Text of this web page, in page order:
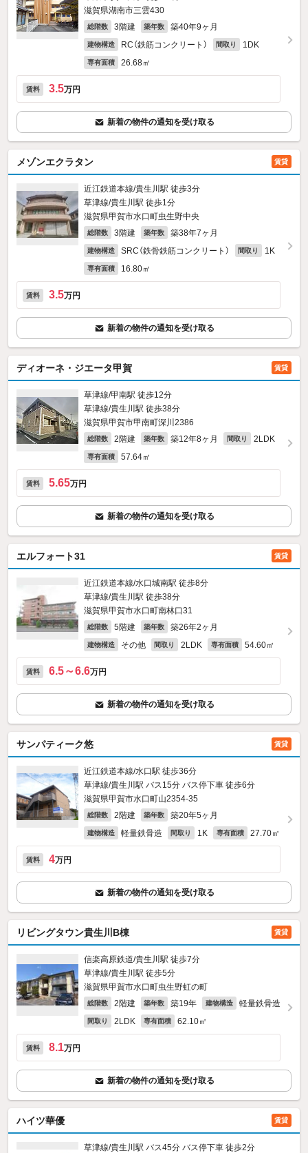
滋賀県湖南市三雲430
総階数 3階建 築年数 築40年9ヶ月
建物構造 RC（鉄筋コンクリート） 間取り 1DK
専有面積 26.68㎡
賃料 3.5万円
新着の物件の通知を受け取る
メゾンエクラタン 賃貸
近江鉄道本線/貴生川駅 徒歩3分
草津線/貴生川駅 徒歩1分
滋賀県甲賀市水口町虫生野中央
総階数 3階建 築年数 築38年7ヶ月
建物構造 SRC（鉄骨鉄筋コンクリート） 間取り 1K
専有面積 16.80㎡
賃料 3.5万円
新着の物件の通知を受け取る
ディオーネ・ジエータ甲賀 賃貸
草津線/甲南駅 徒歩12分
草津線/貴生川駅 徒歩38分
滋賀県甲賀市甲南町深川2386
総階数 2階建 築年数 築12年8ヶ月 間取り 2LDK
専有面積 57.64㎡
賃料 5.65万円
新着の物件の通知を受け取る
エルフォート31 賃貸
近江鉄道本線/水口城南駅 徒歩8分
草津線/貴生川駅 徒歩38分
滋賀県甲賀市水口町南林口31
総階数 5階建 築年数 築26年2ヶ月
建物構造 その他 間取り 2LDK 専有面積 54.60㎡
賃料 6.5～6.6万円
新着の物件の通知を受け取る
サンパティーク悠 賃貸
近江鉄道本線/水口駅 徒歩36分
草津線/貴生川駅 バス15分 バス停下車 徒歩6分
滋賀県甲賀市水口町山2354‐35
総階数 2階建 築年数 築20年5ヶ月
建物構造 軽量鉄骨造 間取り 1K 専有面積 27.70㎡
賃料 4万円
新着の物件の通知を受け取る
リビングタウン貴生川B棟 賃貸
信楽高原鉄道/貴生川駅 徒歩7分
草津線/貴生川駅 徒歩5分
滋賀県甲賀市水口町虫生野虹の町
総階数 2階建 築年数 築19年 建物構造 軽量鉄骨造
間取り 2LDK 専有面積 62.10㎡
賃料 8.1万円
新着の物件の通知を受け取る
ハイツ華優 賃貸
草津線/貴生川駅 バス45分 バス停下車 徒歩2分